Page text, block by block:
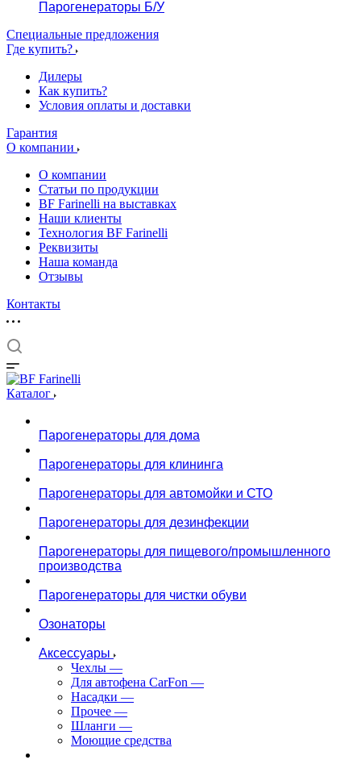
Парогенераторы Б/У
Специальные предложения
Где купить?
Дилеры
Как купить?
Условия оплаты и доставки
Гарантия
О компании
О компании
Статьи по продукции
BF Farinelli на выставках
Наши клиенты
Технология BF Farinelli
Реквизиты
Наша команда
Отзывы
Контакты
Каталог
Парогенераторы для дома
Парогенераторы для клининга
Парогенераторы для автомойки и СТО
Парогенераторы для дезинфекции
Парогенераторы для пищевого/промышленного
производства
Парогенераторы для чистки обуви
Озонаторы
Аксессуары
Чехлы —
Для автофена CarFon —
Насадки —
Прочее —
Шланги —
Моющие средства